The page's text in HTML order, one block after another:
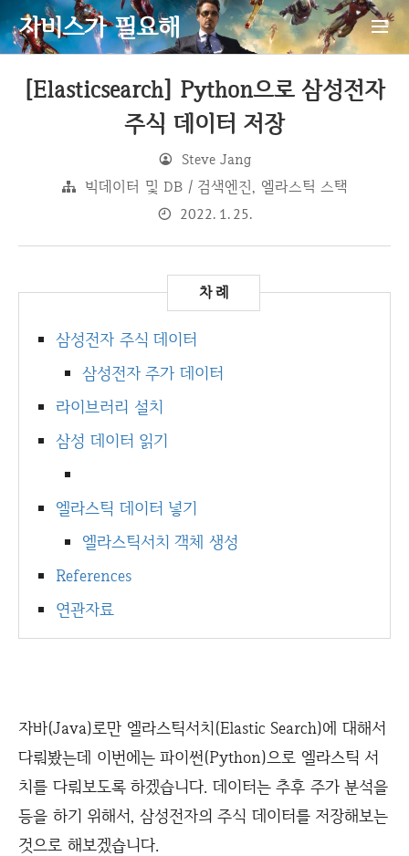
자비스가 필요해
[Elasticsearch] Python으로 삼성전자
주식 데이터 저장
Steve Jang
빅데이터 및 DB / 검색엔진, 엘라스틱 스택
2022. 1. 25.
삼성전자 주식 데이터
삼성전자 주가 데이터
라이브러리 설치
삼성 데이터 읽기
엘라스틱 데이터 넣기
엘라스틱서치 객체 생성
References
연관자료
자바(Java)로만 엘라스틱서치(Elastic Search)에 대해서
다뤄봤는데 이번에는 파이썬(Python)으로 엘라스틱 서
치를 다뤄보도록 하겠습니다. 데이터는 추후 주가 분석을
등을 하기 위해서, 삼성전자의 주식 데이터를 저장해보는
것으로 해보겠습니다.